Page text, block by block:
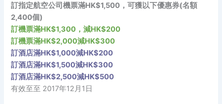
訂指定航空公司機票滿HK$1,500，可獲以下優惠券(名額
2,400個)
訂機票滿HK$1,300，減HK$200
訂機票滿HK$2,000減HK$300
訂酒店滿HK$1,000減HK$200
訂酒店滿HK$1,500減HK$300
訂酒店滿HK$2,500減HK$500
有效至至 2017年12月1日